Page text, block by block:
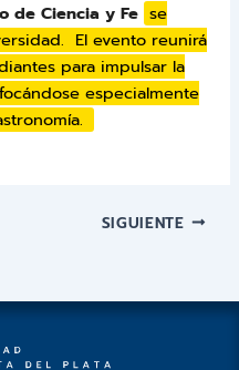
de Ciencia y Fe se
El evento reunirá
para impulsar la
especialmente
SIGUIENTE